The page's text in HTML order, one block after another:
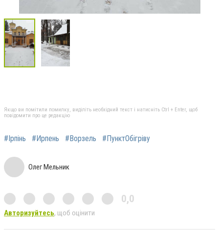
Якщо ви помітили помилку, виділіть необхідний текст і натисніть Ctrl + Enter, щоб
повідомити про це редакцію
#Ірпінь #Ирпень #Ворзель #ПунктОбігріву
Олег Мельник
0,0
Авторизуйтесь, щоб оцінити